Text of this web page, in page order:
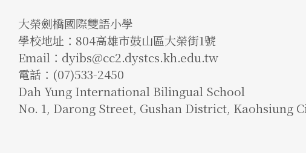
大榮劍橋國際雙語小學
學校地址：804高雄市鼓山區大榮街1號
Email：dyibs@cc2.dystcs.kh.edu.tw
電話：(07)533-2450
Dah Yung International Bilingual School
No. 1, Darong Street, Gushan District, Kaohsiung